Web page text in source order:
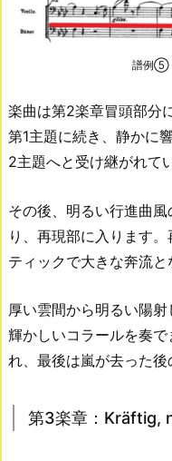
譜例⑤
楽曲は第2楽章冒頭部分
第1主題に続き、静かに
2主題へと受け継がれて
その後、明るい行進曲
り、再現部に入ります
ティックで大きな奔流と
厚い雲間から明るい陽
輝かしいコラールを奏
れ、最後は嵐が去った後
第3楽章：Kräftig,